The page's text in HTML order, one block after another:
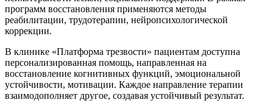
программ восстановления применяются методы
реабилитации, трудотерапии, нейропсихологической
коррекции.
В клинике «Платформа трезвости» пациентам доступна
персонализированная помощь, направленная на
восстановление когнитивных функций, эмоциональной
устойчивости, мотивации. Каждое направление терапии
взаимодополняет другое, создавая устойчивый результат.